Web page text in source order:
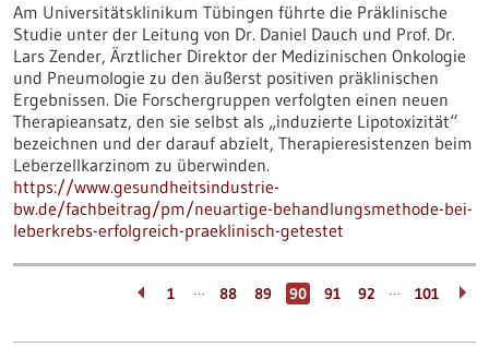
Am Universitätsklinikum Tübingen führte die Präklinische
Studie unter der Leitung von Dr. Daniel Dauch und Prof. Dr.
Lars Zender, Ärztlicher Direktor der Medizinischen Onkologie
und Pneumologie zu den äußerst positiven präklinischen
Ergebnissen. Die Forschergruppen verfolgten einen neuen
Therapieansatz, den sie selbst als „induzierte Lipotoxizität“
bezeichnen und der darauf abzielt, Therapieresistenzen beim
Leberzellkarzinom zu überwinden.
https://www.gesundheitsindustrie-
bw.de/fachbeitrag/pm/neuartige-behandlungsmethode-bei-
leberkrebs-erfolgreich-praeklinisch-getestet
1 … 88 89 90 91 92 … 101